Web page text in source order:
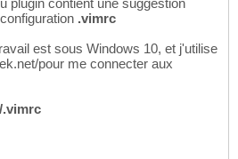
plugin contient une suggestion
.vimrc
est sous Windows 10, et j'utilise
pour me connecter aux
.vimrc